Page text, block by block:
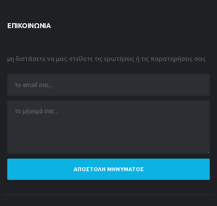
ΕΠΙΚΟΙΝΩΝΊΑ
μη διστάσετε να μας στείλετε τις ερωτήσεις ή τις παρατηρήσεις σας
ΑΠΟΣΤΟΛΉ ΜΗΝΎΜΑΤΟΣ